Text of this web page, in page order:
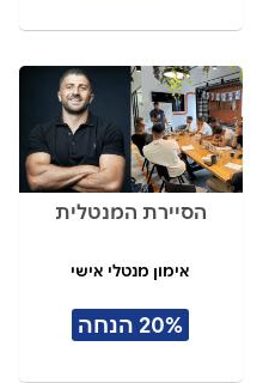
הסיירת המנטלית
אימון מנטלי אישי
20% הנחה